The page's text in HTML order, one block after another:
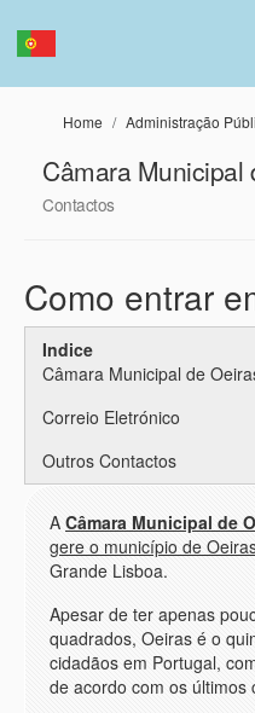
Home Administração
Câmara Municipal
Contactos
Como entrar
Indice
Câmara Municipal de
Correio Eletrónico
Outros Contactos
A Câmara Municipal de
gere o município de
Grande Lisboa.
Apesar de ter apenas
quadrados, Oeiras é o
cidadãos em Portugal,
de acordo com os últimos